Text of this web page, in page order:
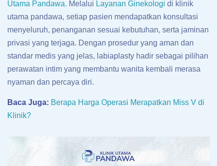
Utama Pandawa. Melalui Layanan Ginekologi di klinik
utama pandawa, setiap pasien mendapatkan konsultasi
menyeluruh, penanganan sesuai kebutuhan, serta jaminan
privasi yang terjaga. Dengan prosedur yang aman dan
standar medis yang jelas, labiaplasty hadir sebagai pilihan
perawatan intim yang membantu wanita kembali merasa
nyaman dan percaya diri.
Baca Juga: Berapa Harga Operasi Merapatkan Miss V di
Klinik?